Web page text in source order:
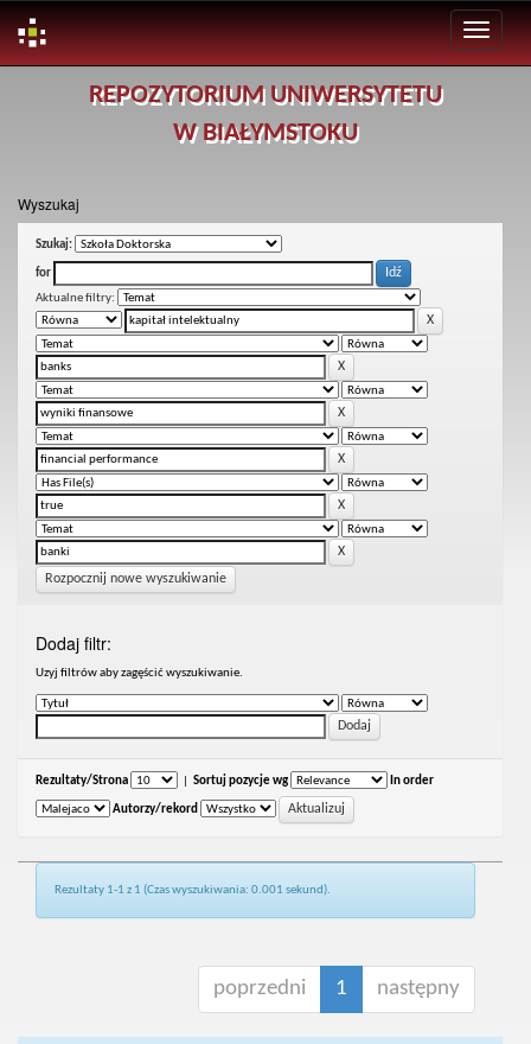
REPOZYTORIUM UNIWERSYTETU
W BIAŁYMSTOKU
Wyszukaj
Szukaj:
for
Aktualne filtry:
Rozpocznij nowe wyszukiwanie
Dodaj filtr:
Uzyj filtrów aby zagęścić wyszukiwanie.
Rezultaty/Strona Sortuj pozycje wg In order
Autorzy/rekord
Rezultaty 1-1 z 1 (Czas wyszukiwania: 0.001 sekund).
poprzedni 1 następny